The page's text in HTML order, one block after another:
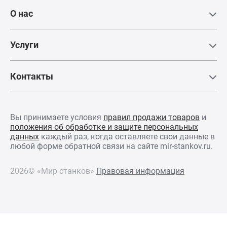
Натяжение полотна
Осуществляется при помощи динамометрического
ключа, который входит в комплект ЗИП.
О нас
Услуги
Контакты
Вы принимаете условия правил продажи товаров и
положения об обработке и защите персональных
данных каждый раз, когда оставляете свои данные в
любой форме обратной связи на сайте mir-stankov.ru.
2026© «Мир станков» Правовая информация